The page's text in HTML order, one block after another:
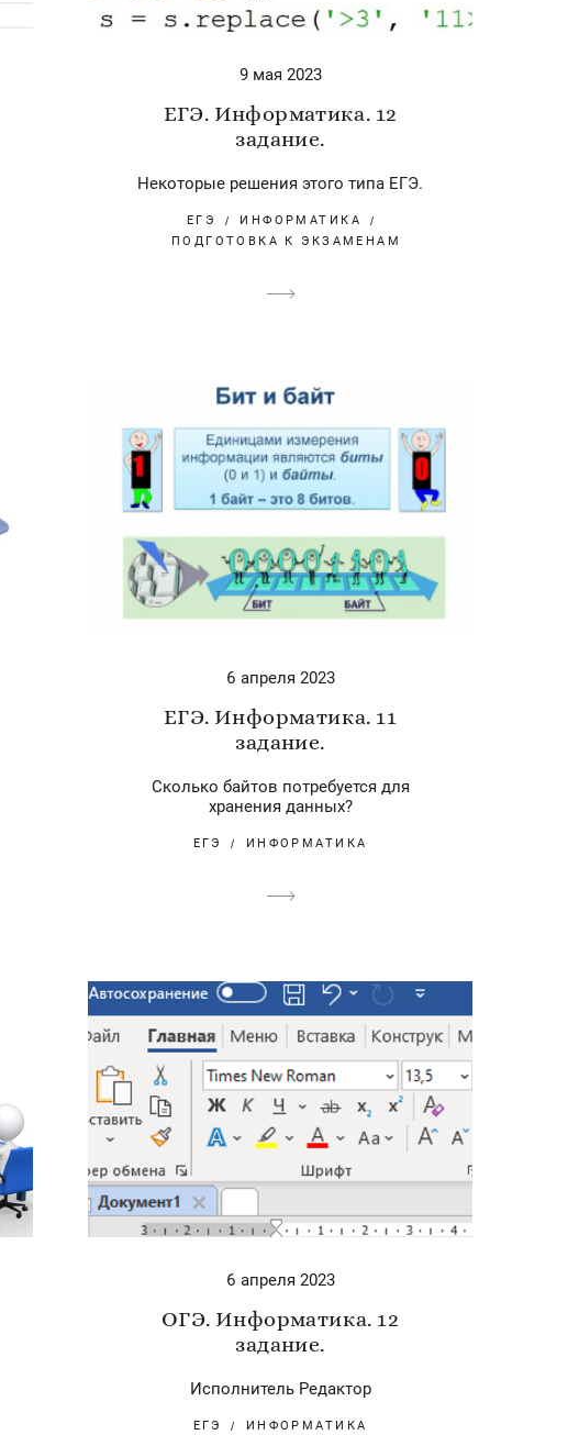
9 мая 2023
ЕГЭ. Информатика. 12
задание.
Некоторые решения этого типа ЕГЭ.
ЕГЭ
ИНФОРМАТИКА
ПОДГОТОВКА К ЭКЗАМЕНАМ
6 апреля 2023
ЕГЭ. Информатика. 11
задание.
Сколько байтов потребуется для
хранения данных?
ЕГЭ ИНФОРМАТИКА
6 апреля 2023
ОГЭ. Информатика. 12
задание.
Исполнитель Редактор
ЕГЭ ИНФОРМАТИКА